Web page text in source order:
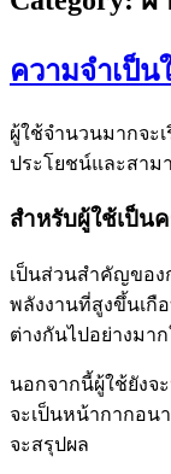
ความจำเป็
ผู้ใช้จำนวนมากจะ
ประโยชน์และสาม
สำหรับผู้ใช้เป็น
เป็นส่วนสำคัญของ
พลังงานที่สูงขึ้นเกื
ต่างกันไปอย่างมา
นอกจากนี้ผู้ใช้ยังจ
จะเป็นหน้ากากอน
จะสรุปผล